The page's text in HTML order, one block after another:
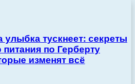
тускнеет: секреты
питания по Герберту
изменят всё